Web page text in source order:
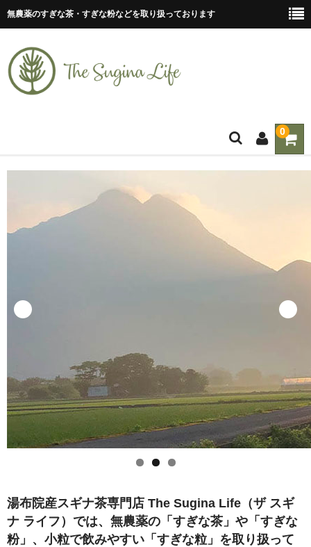
無農薬のすぎな茶・すぎな粉などを取り扱っております
0
すぎな茶
セット商品
お問い合わせ
湯布院産スギナ茶専門店 The Sugina Life（ザ スギ
ナ ライフ）では、無農薬の「すぎな茶」や「すぎな
粉」、小粒で飲みやすい「すぎな粒」を取り扱って